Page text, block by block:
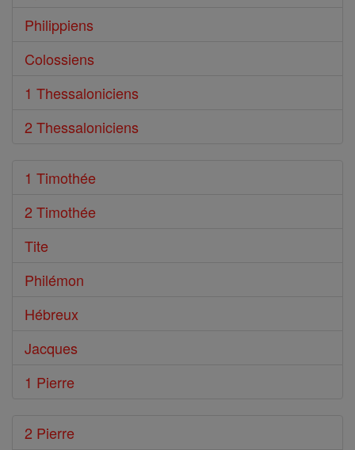
Philippiens
Colossiens
1 Thessaloniciens
2 Thessaloniciens
1 Timothée
2 Timothée
Tite
Philémon
Hébreux
Jacques
1 Pierre
2 Pierre